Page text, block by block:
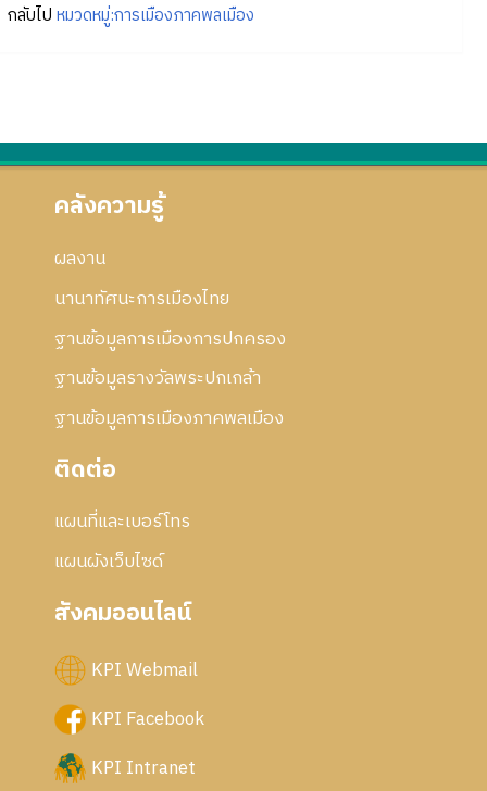
กลับไป หมวดหมู่:การเมืองภาคพลเมือง
คลังความรู้
ผลงาน
นานาทัศนะการเมืองไทย
ฐานข้อมูลการเมืองการปกครอง
ฐานข้อมูลรางวัลพระปกเกล้า
ฐานข้อมูลการเมืองภาคพลเมือง
ติดต่อ
แผนที่และเบอร์โทร
แผนผังเว็บไซด์
สังคมออนไลน์
KPI Webmail
KPI Facebook
KPI Intranet